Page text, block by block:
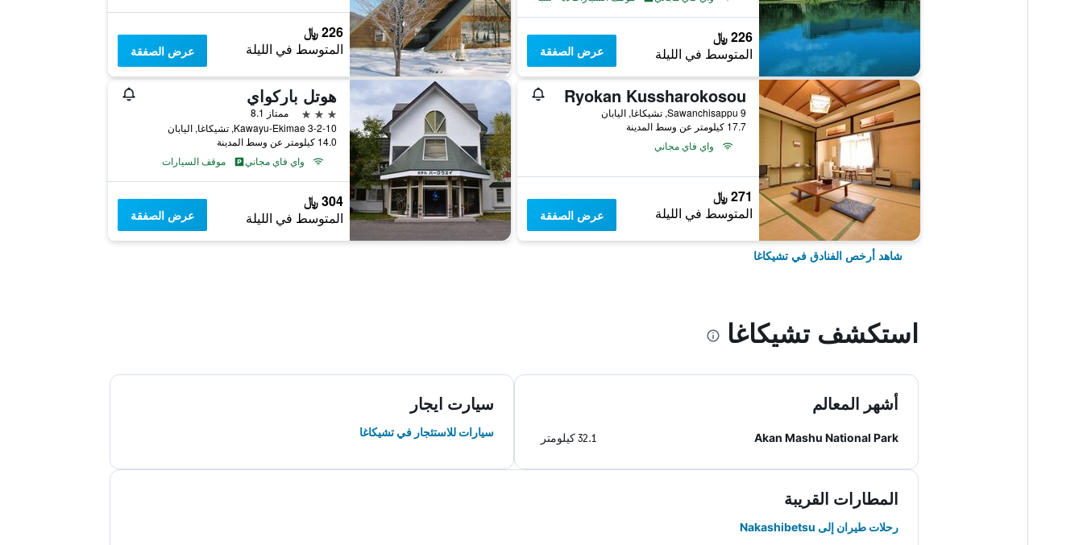
226 ﷼
المتوسط في الليلة عرض الصفقة
226 ﷼
المتوسط في الليلة عرض الصفقة
Ryokan Kussharokosou
9 Sawanchisappu, تشيكاغا, اليابان
17.7 كيلومتر عن وسط المدينة
واي فاي مجاني
271 ﷼
المتوسط في الليلة عرض الصفقة
هوتل باركواي
3 نجوم
ممتاز 8.1
Kawayu-Ekimae 3-2-10, تشيكاغا, اليابان
14.0 كيلومتر عن وسط المدينة
واي فاي مجاني
موقف السيارات
304 ﷼
المتوسط في الليلة عرض الصفقة
شاهد أرخص الفنادق في تشيكاغا
استكشف تشيكاغا
أشهر المعالم
Akan Mashu National Park 32.1 كيلومتر
سيارت ايجار
سيارات للاستئجار في تشيكاغا
المطارات القريبة
رحلات طيران إلى Nakashibetsu